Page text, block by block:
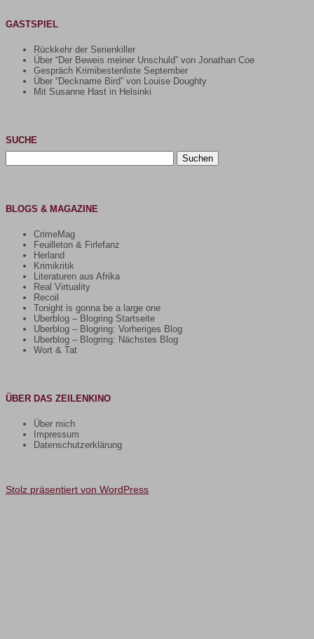
GASTSPIEL
Rückkehr der Serienkiller
Über “Der Beweis meiner Unschuld” von Jonathan Coe
Gespräch Krimibestenliste September
Über “Deckname Bird” von Louise Doughty
Mit Susanne Hast in Helsinki
SUCHE
nach:
BLOGS & MAGAZINE
CrimeMag
Feuilleton & Firlefanz
Herland
Krimikritik
Literaturen aus Afrika
Real Virtuality
Recoil
Tonight is gonna be a large one
Uberblog – Blogring Startseite
Uberblog – Blogring: Vorheriges Blog
Uberblog – Blogring: Nächstes Blog
Wort & Tat
ÜBER DAS ZEILENKINO
Über mich
Impressum
Datenschutzerklärung
Stolz präsentiert von WordPress